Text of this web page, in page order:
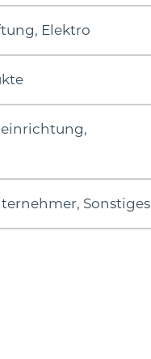
Elektro
Sonstiges